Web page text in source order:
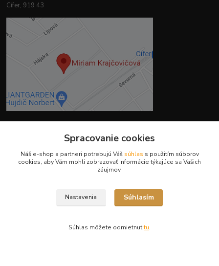
Cífer, 919 43
+421 944 394 715
Spracovanie cookies
Náš e-shop a partneri potrebujú Váš súhlas s použitím súborov
cookies, aby Vám mohli zobrazovať informácie týkajúce sa Vašich
záujmov.
Nastavenia Súhlasím
Súhlas môžete odmietnuťtu.